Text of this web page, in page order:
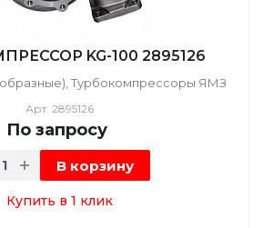
KG-100 2895126
Турбокомпрессоры ЯМЗ
Арт. 2895126
По запросу
В корзину
Купить в 1 клик